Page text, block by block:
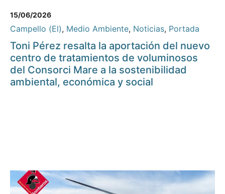
15/06/2026
Campello (El), Medio Ambiente, Noticias, Portada
Toni Pérez resalta la aportación del nuevo
centro de tratamientos de voluminosos
del Consorci Mare a la sostenibilidad
ambiental, económica y social